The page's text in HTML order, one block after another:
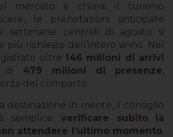
mercato è chiara: il turismo
le prenotazioni anticipate
settimane centrali di agosto si
più richieste dell’intero anno. Nel
oltre 146 milioni di arrivi
di 479 milioni di presenze,
del comparto.
destinazione in mente, il consiglio
semplice:verificare subito la
attendere l’ultimo momento.